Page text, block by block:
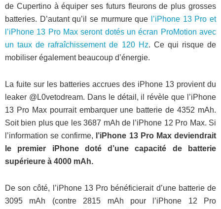
de Cupertino à équiper ses futurs fleurons de plus grosses
batteries. D’autant qu’il se murmure que l’iPhone 13 Pro et
l’iPhone 13 Pro Max seront dotés un écran ProMotion avec
un taux de rafraîchissement de 120 Hz. Ce qui risque de
mobiliser également beaucoup d’énergie.
La fuite sur les batteries accrues des iPhone 13 provient du
leaker @L0vetodream. Dans le détail, il révèle que l’iPhone
13 Pro Max pourrait embarquer une batterie de 4352 mAh.
Soit bien plus que les 3687 mAh de l’iPhone 12 Pro Max. Si
l’information se confirme, l’iPhone 13 Pro Max deviendrait
le premier iPhone doté d’une capacité de batterie
supérieure à 4000 mAh.
De son côté, l’iPhone 13 Pro bénéficierait d’une batterie de
3095 mAh (contre 2815 mAh pour l’iPhone 12 Pro